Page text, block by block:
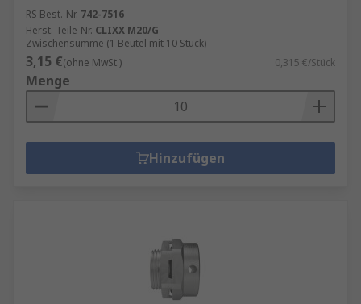
RS Best.-Nr. 742-7516
Herst. Teile-Nr. CLIXX M20/G
Zwischensumme (1 Beutel mit 10 Stück)
3,15 €(ohne MwSt.) 0,315 €/Stück
Menge
Hinzufügen